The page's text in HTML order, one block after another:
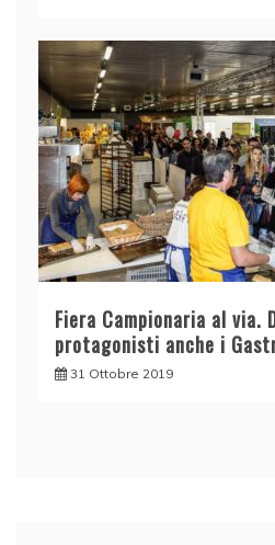
Fiera Campionaria al via.
protagonisti anche i
31 Ottobre 2019